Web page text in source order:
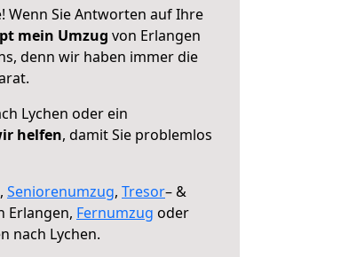
Wenn Sie Antworten auf Ihre
mein Umzug von Erlangen
denn wir haben immer die
Lychen oder ein
helfen, damit Sie problemlos
, Seniorenumzug, Tresor– &
Erlangen, Fernumzug oder
nach Lychen.